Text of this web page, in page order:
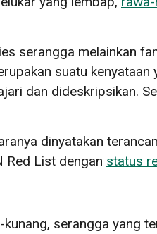
serangga melainkan
suatu kenyataan
dan dideskripsikan.
dinyatakan
Red List dengan status
serangga yang